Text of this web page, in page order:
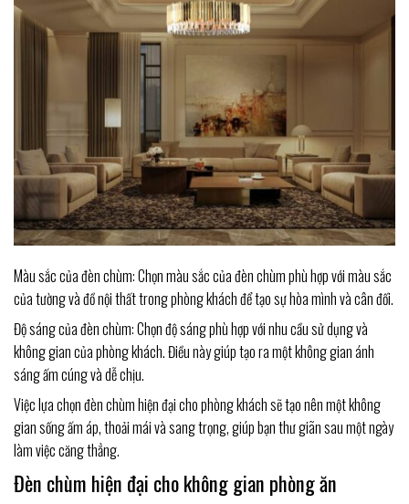
Màu sắc của đèn chùm: Chọn màu sắc của đèn chùm phù hợp với màu sắc
của tường và đồ nội thất trong phòng khách để tạo sự hòa mình và cân đối.
Độ sáng của đèn chùm: Chọn độ sáng phù hợp với nhu cầu sử dụng và
không gian của phòng khách. Điều này giúp tạo ra một không gian ánh
sáng ấm cúng và dễ chịu.
Việc lựa chọn đèn chùm hiện đại cho phòng khách sẽ tạo nên một không
gian sống ấm áp, thoải mái và sang trọng, giúp bạn thư giãn sau một ngày
làm việc căng thẳng.
Đèn chùm hiện đại cho không gian phòng ăn